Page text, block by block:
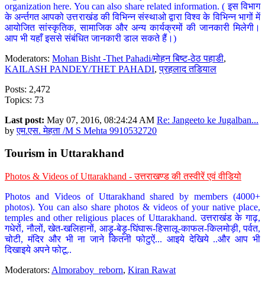
organization here. You can also share related information. ( इस विभाग
के अर्न्तगत आपको उत्तराखंड की विभिन्न संस्थाओ द्वारा विश्व के विभिन्न भागों में
आयोजित सांस्कृतिक, सामाजिक और अन्य कार्यक्रमों की जानकारी मिलेगी।
आप भी यहाँ इससे संबंधित जानकारी डाल सकते हैं।)
Moderators: Mohan Bisht -Thet Pahadi/मोहन बिष्ट-ठेठ पहाडी,
KAILASH PANDEY/THET PAHADI,प्रहलाद तडियाल
Posts: 2,472
Topics: 73
Last post: May 07, 2016, 08:24:24 AM Re: Jangeeto ke Jugalban...
byएम.एस. मेहता /M S Mehta 9910532720
Tourism in Uttarakhand
Photos & Videos of Uttarakhand - उत्तराखण्ड की तस्वीरें एवं वीडियो
Photos and Videos of Uttarakhand shared by members (4000+
photos). You can also share photos & videos of your native place,
temples and other religious places of Uttarakhand. उत्तराखंड के गाढ़,
गधेरों, नौलों, खेत-खलिहानों, आड़ू-बेड़ू-घिंघारू-हिसालू-काफल-किलमोड़ी, पर्वत,
चोटी, मंदिर और भी ना जाने कितनी फोटुऐं... आइये देखिये ..और आप भी
दिखाइये अपने फोटू..
Moderators: Almoraboy_reborn, Kiran Rawat